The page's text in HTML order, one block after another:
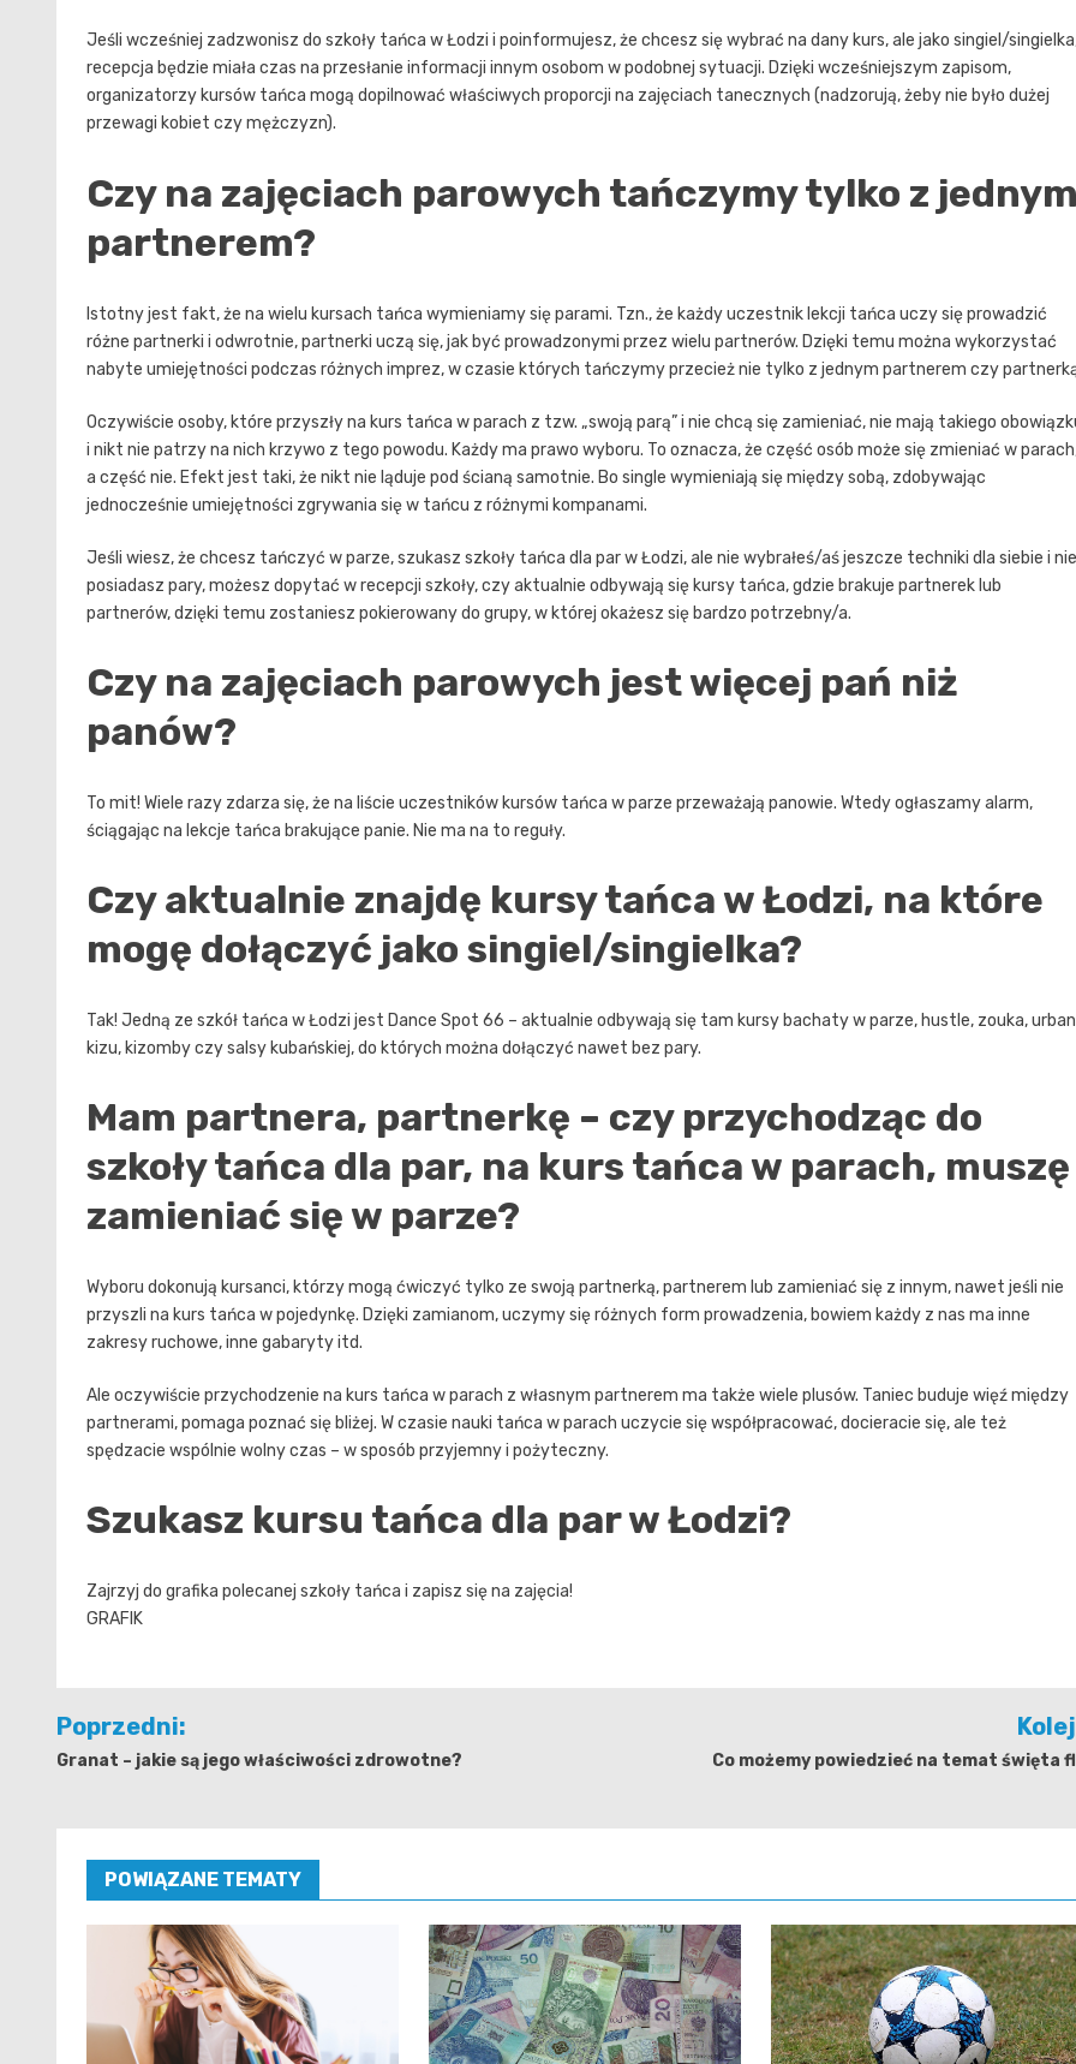
Jeśli wcześniej zadzwonisz do szkoły tańca w Łodzi i poinformujesz, że chcesz się wybrać na dany kurs, ale jako singiel/
recepcja będzie miała czas na przesłanie informacji innym osobom w podobnej sytuacji. Dzięki wcześniejszym zapisom,
organizatorzy kursów tańca mogą dopilnować właściwych proporcji na zajęciach tanecznych (nadzorują, żeby nie było dużej
przewagi kobiet czy mężczyzn).
Czy na zajęciach parowych tańczymy tylko z
partnerem?
Istotny jest fakt, że na wielu kursach tańca wymieniamy się parami. Tzn., że każdy uczestnik lekcji tańca uczy się prowadzić
różne partnerki i odwrotnie, partnerki uczą się, jak być prowadzonymi przez wielu partnerów. Dzięki temu można wykorzystać
nabyte umiejętności podczas różnych imprez, w czasie których tańczymy przecież nie tylko z jednym partnerem czy
Oczywiście osoby, które przyszły na kurs tańca w parach z tzw. „swoją parą” i nie chcą się zamieniać, nie mają takiego
i nikt nie patrzy na nich krzywo z tego powodu. Każdy ma prawo wyboru. To oznacza, że część osób może się zmieniać w
a część nie. Efekt jest taki, że nikt nie ląduje pod ścianą samotnie. Bo single wymieniają się między sobą, zdobywając
jednocześnie umiejętności zgrywania się w tańcu z różnymi kompanami.
Jeśli wiesz, że chcesz tańczyć w parze, szukasz szkoły tańca dla par w Łodzi, ale nie wybrałeś/aś jeszcze techniki dla siebie i nie
posiadasz pary, możesz dopytać w recepcji szkoły, czy aktualnie odbywają się kursy tańca, gdzie brakuje partnerek lub
partnerów, dzięki temu zostaniesz pokierowany do grupy, w której okażesz się bardzo potrzebny/a.
Czy na zajęciach parowych jest więcej pań niż
panów?
To mit! Wiele razy zdarza się, że na liście uczestników kursów tańca w parze przeważają panowie. Wtedy ogłaszamy alarm,
ściągając na lekcje tańca brakujące panie. Nie ma na to reguły.
Czy aktualnie znajdę kursy tańca w Łodzi, na które
mogę dołączyć jako singiel/singielka?
Tak! Jedną ze szkół tańca w Łodzi jest Dance Spot 66 – aktualnie odbywają się tam kursy bachaty w parze, hustle, zouka, urban
kizu, kizomby czy salsy kubańskiej, do których można dołączyć nawet bez pary.
Mam partnera, partnerkę – czy przychodząc do
szkoły tańca dla par, na kurs tańca w parach, muszę
zamieniać się w parze?
Wyboru dokonują kursanci, którzy mogą ćwiczyć tylko ze swoją partnerką, partnerem lub zamieniać się z innym, nawet jeśli nie
przyszli na kurs tańca w pojedynkę. Dzięki zamianom, uczymy się różnych form prowadzenia, bowiem każdy z nas ma inne
zakresy ruchowe, inne gabaryty itd.
Ale oczywiście przychodzenie na kurs tańca w parach z własnym partnerem ma także wiele plusów. Taniec buduje więź między
partnerami, pomaga poznać się bliżej. W czasie nauki tańca w parach uczycie się współpracować, docieracie się, ale też
spędzacie wspólnie wolny czas – w sposób przyjemny i pożyteczny.
Szukasz kursu tańca dla par w Łodzi?
Zajrzyj do grafika polecanej szkoły tańca i zapisz się na zajęcia!
GRAFIK
Nawigacja
wpisu
Poprzedni:
Granat – jakie są jego właściwości zdrowotne? Co możemy powiedzieć na temat święta
POWIĄZANE TEMATY